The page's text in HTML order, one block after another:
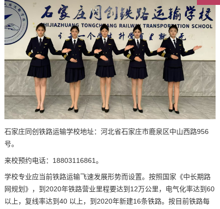
石家庄同创铁路运输学校地址：河北省石家庄市鹿泉区中山西路956
号。
来校预约电话：18803116861。
学校专业应当前铁路运输飞速发展形势而设置。按照国家《中长期路
网规划》，到2020年铁路营业里程要达到12万公里，电气化率达到60
以上，复线率达到40 以上，到2020年新建16条铁路。按目前铁路每